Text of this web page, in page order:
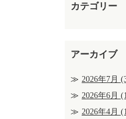
カテゴリー
アーカイブ
2026年7月
2026年6月
2026年4月